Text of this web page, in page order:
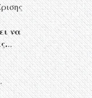
να
..